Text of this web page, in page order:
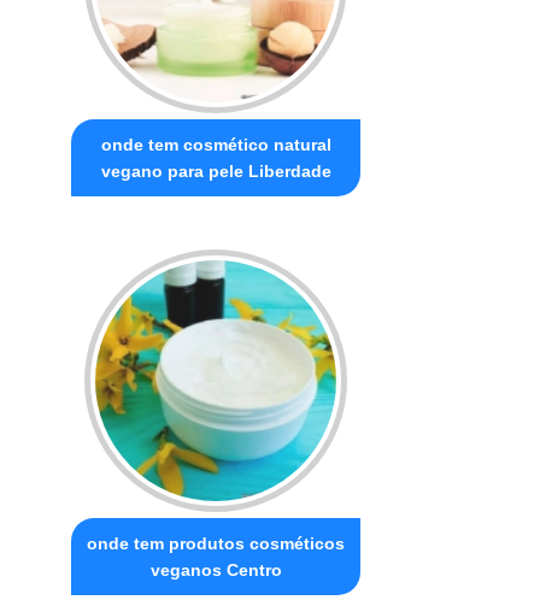
onde tem cosmético natural
vegano para pele Liberdade
onde tem produtos cosméticos
veganos Centro